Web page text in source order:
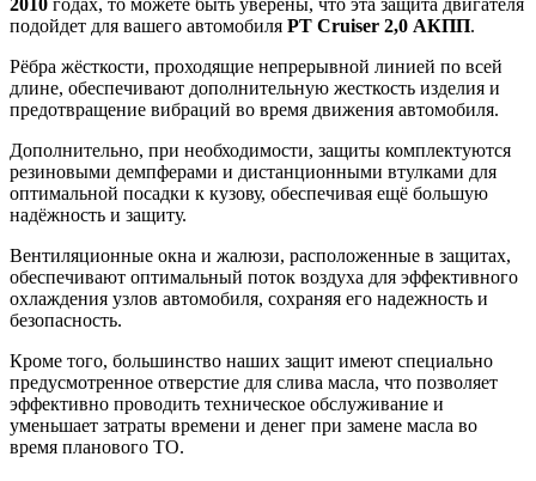
2010 годах, то можете быть уверены, что эта защита двигателя
подойдет для вашего автомобиля PT Cruiser 2,0 АКПП.
Рёбра жёсткости, проходящие непрерывной линией по всей
длине, обеспечивают дополнительную жесткость изделия и
предотвращение вибраций во время движения автомобиля.
Дополнительно, при необходимости, защиты комплектуются
резиновыми демпферами и дистанционными втулками для
оптимальной посадки к кузову, обеспечивая ещё большую
надёжность и защиту.
Вентиляционные окна и жалюзи, расположенные в защитах,
обеспечивают оптимальный поток воздуха для эффективного
охлаждения узлов автомобиля, сохраняя его надежность и
безопасность.
Кроме того, большинство наших защит имеют специально
предусмотренное отверстие для слива масла, что позволяет
эффективно проводить техническое обслуживание и
уменьшает затраты времени и денег при замене масла во
время планового ТО.